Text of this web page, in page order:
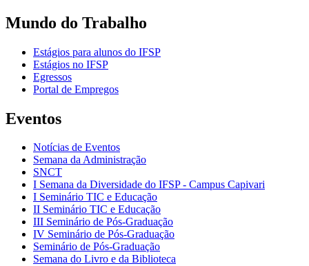
Mundo do Trabalho
Estágios para alunos do IFSP
Estágios no IFSP
Egressos
Portal de Empregos
Eventos
Notícias de Eventos
Semana da Administração
SNCT
I Semana da Diversidade do IFSP - Campus Capivari
I Seminário TIC e Educação
II Seminário TIC e Educação
III Seminário de Pós-Graduação
IV Seminário de Pós-Graduação
Seminário de Pós-Graduação
Semana do Livro e da Biblioteca